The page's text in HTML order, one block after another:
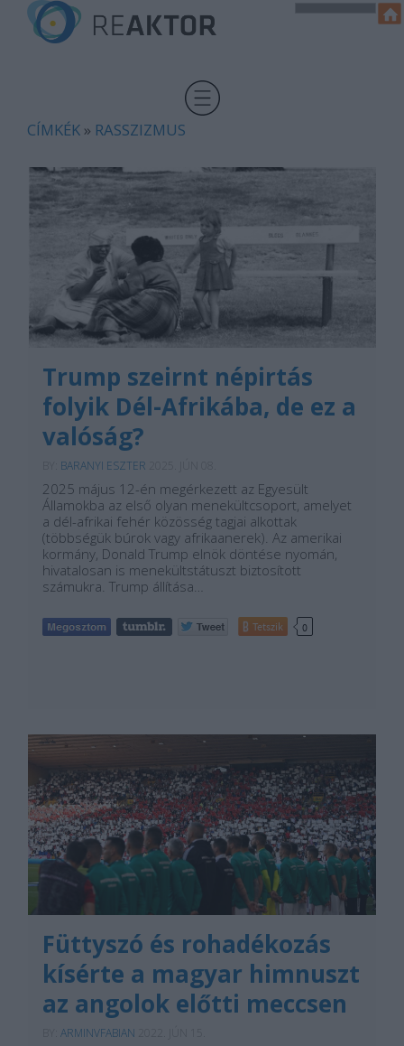
CÍMKÉK » RASSZIZMUS
Trump szeirnt népirtás
folyik Dél-Afrikába, de ez a
valóság?
BARANYI ESZTER
2025 május 12-én megérkezett az Egyesült
Államokba az első olyan menekültcsoport, amelyet
a dél-afrikai fehér közösség tagjai alkottak
(többségük búrok vagy afrikaanerek). Az amerikai
kormány, Donald Trump elnök döntése nyomán,
hivatalosan is menekültstátuszt biztosított
számukra. Trump állítása…
Tetszik 0
Füttyszó és rohadékozás
kísérte a magyar himnuszt
az angolok előtti meccsen
ARMINVFABIAN